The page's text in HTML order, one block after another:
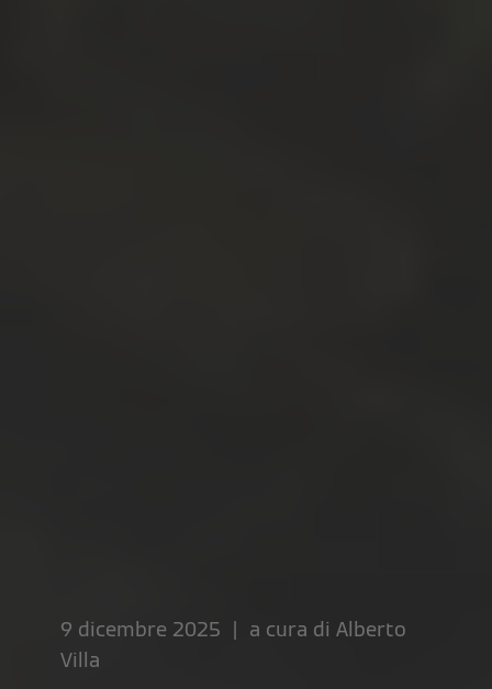
9 dicembre 2025 | a cura di Alberto
Villa